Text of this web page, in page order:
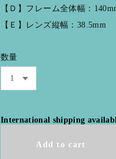
【Ｄ】フレーム全体幅：
【Ｅ】レンズ縦幅：38.5mm
数量
International shipping
Add to cart